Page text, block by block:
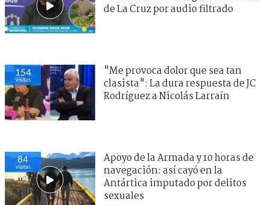
de La Cruz por audio filtrado
154
visitas
"Me provoca dolor que sea tan
clasista": La dura respuesta de JC
Rodríguez a Nicolás Larraín
84
visitas
Apoyo de la Armada y 10 horas de
navegación: así cayó en la
Antártica imputado por delitos
sexuales